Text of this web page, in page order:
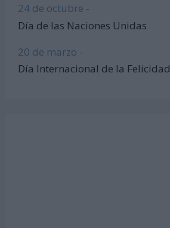
24 de octubre -
Día de las Naciones Unidas
20 de marzo -
Día Internacional de la Felicidad